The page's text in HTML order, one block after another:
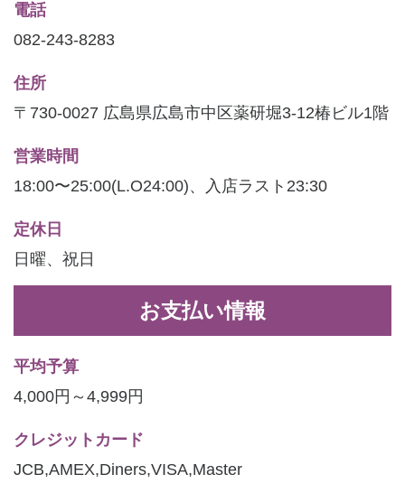
電話
082-243-8283
住所
〒730-0027 広島県広島市中区薬研堀3-12椿ビル1階
営業時間
18:00〜25:00(L.O24:00)、入店ラスト23:30
定休日
日曜、祝日
お支払い情報
平均予算
4,000円～4,999円
クレジットカード
JCB,AMEX,Diners,VISA,Master